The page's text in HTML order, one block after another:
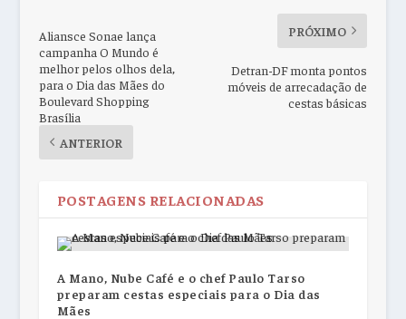
Aliansce Sonae lança
campanha O Mundo é
melhor pelos olhos dela,
para o Dia das Mães do
Boulevard Shopping
Brasília
ANTERIOR
PRÓXIMO
Detran-DF monta pontos
móveis de arrecadação de
cestas básicas
POSTAGENS RELACIONADAS
A Mano, Nube Café e o chef Paulo Tarso
preparam cestas especiais para o Dia das
Mães